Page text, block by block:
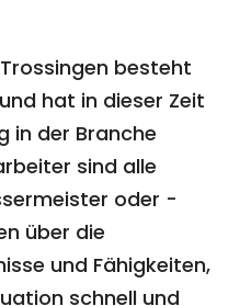
besteht
hat in dieser Zeit
in der Branche
sind alle
oder -
über die
und Fähigkeiten,
schnell und